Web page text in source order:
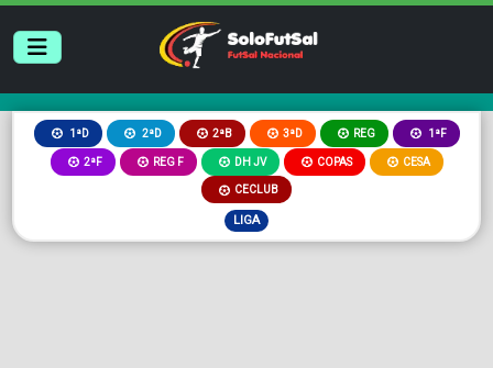
1ªD 2ªD 2ªB 3ªD REG 1ªF
2ªF REG F DH JV COPAS CESA
CECLUB
LIGA